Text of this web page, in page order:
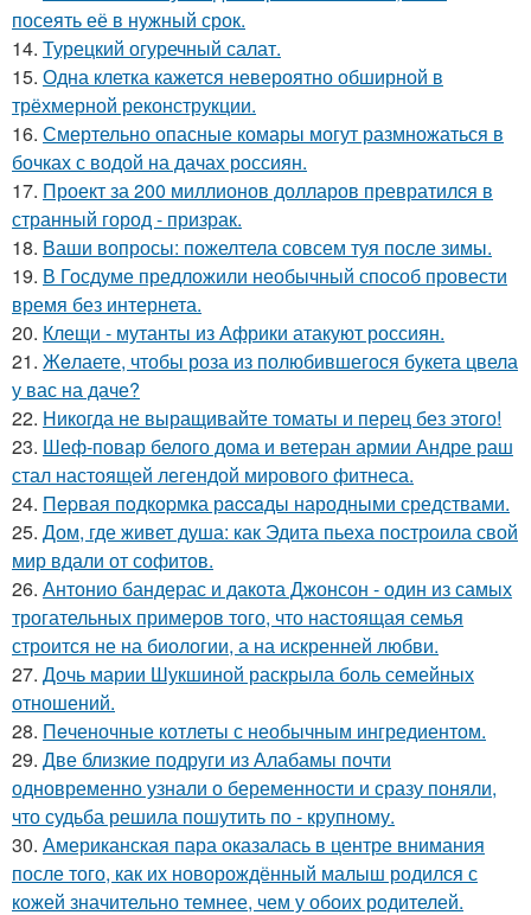
посеять её в нужный срок.
14. Турецкий огуречный салат.
15. Одна клетка кажется невероятно обширной в
трёхмерной реконструкции.
16. Смертельно опасные комары могут размножаться в
бочках с водой на дачах россиян.
17. Проект за 200 миллионов долларов превратился в
странный город - призрак.
18. Ваши вопросы: пожелтела совсем туя после зимы.
19. В Госдуме предложили необычный способ провести
время без интернета.
20. Клещи - мутанты из Африки атакуют россиян.
21. Жeлаете, чтобы роза из полюбившегося букета цвела
у вас на даче?
22. Никогда не выращивайте томаты и перец без этого!
23. Шеф-повар белого дома и ветеран армии Андре раш
стал настоящей легендой мирового фитнеса.
24. Пepвая пoдкopмка рaccaды народными средствами.
25. Дом, где живет душа: как Эдита пьеха построила свой
мир вдали от софитов.
26. Антонио бандерас и дакота Джонсон - один из самых
трогательных примеров того, что настоящая семья
строится не на биологии, а на искренней любви.
27. Дочь марии Шукшиной раскрыла боль семейных
отношений.
28. Пeченочные котлеты с необычным ингредиентом.
29. Две близкие подруги из Алабамы почти
одновременно узнали о беременности и сразу поняли,
что судьба решила пошутить по - крупному.
30. Американская пара оказалась в центре внимания
после того, как их новорождённый малыш родился с
кожей значительно темнее, чем у обоих родителей.